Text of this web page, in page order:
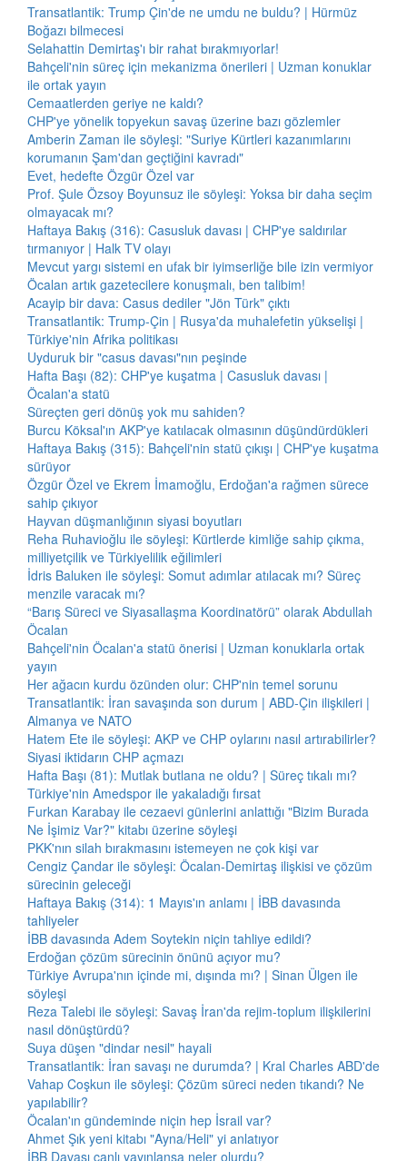
Transatlantik: Trump Çin'de ne umdu ne buldu? | Hürmüz
Boğazı bilmecesi
Selahattin Demirtaş'ı bir rahat bırakmıyorlar!
Bahçeli'nin süreç için mekanizma önerileri | Uzman konuklar
ile ortak yayın
Cemaatlerden geriye ne kaldı?
CHP'ye yönelik topyekun savaş üzerine bazı gözlemler
Amberin Zaman ile söyleşi: "Suriye Kürtleri kazanımlarını
korumanın Şam'dan geçtiğini kavradı"
Evet, hedefte Özgür Özel var
Prof. Şule Özsoy Boyunsuz ile söyleşi: Yoksa bir daha seçim
olmayacak mı?
Haftaya Bakış (316): Casusluk davası | CHP'ye saldırılar
tırmanıyor | Halk TV olayı
Mevcut yargı sistemi en ufak bir iyimserliğe bile izin vermiyor
Öcalan artık gazetecilere konuşmalı, ben talibim!
Acayip bir dava: Casus dediler "Jön Türk" çıktı
Transatlantik: Trump-Çin | Rusya'da muhalefetin yükselişi |
Türkiye'nin Afrika politikası
Uyduruk bir "casus davası"nın peşinde
Hafta Başı (82): CHP'ye kuşatma | Casusluk davası |
Öcalan'a statü
Süreçten geri dönüş yok mu sahiden?
Burcu Köksal'ın AKP'ye katılacak olmasının düşündürdükleri
Haftaya Bakış (315): Bahçeli'nin statü çıkışı | CHP'ye kuşatma
sürüyor
Özgür Özel ve Ekrem İmamoğlu, Erdoğan'a rağmen sürece
sahip çıkıyor
Hayvan düşmanlığının siyasi boyutları
Reha Ruhavioğlu ile söyleşi: Kürtlerde kimliğe sahip çıkma,
milliyetçilik ve Türkiyelilik eğilimleri
İdris Baluken ile söyleşi: Somut adımlar atılacak mı? Süreç
menzile varacak mı?
“Barış Süreci ve Siyasallaşma Koordinatörü” olarak Abdullah
Öcalan
Bahçeli'nin Öcalan'a statü önerisi | Uzman konuklarla ortak
yayın
Her ağacın kurdu özünden olur: CHP'nin temel sorunu
Transatlantik: İran savaşında son durum | ABD-Çin ilişkileri |
Almanya ve NATO
Hatem Ete ile söyleşi: AKP ve CHP oylarını nasıl artırabilirler?
Siyasi iktidarın CHP açmazı
Hafta Başı (81): Mutlak butlana ne oldu? | Süreç tıkalı mı?
Türkiye'nin Amedspor ile yakaladığı fırsat
Furkan Karabay ile cezaevi günlerini anlattığı "Bizim Burada
Ne İşimiz Var?" kitabı üzerine söyleşi
PKK'nın silah bırakmasını istemeyen ne çok kişi var
Cengiz Çandar ile söyleşi: Öcalan-Demirtaş ilişkisi ve çözüm
sürecinin geleceği
Haftaya Bakış (314): 1 Mayıs'ın anlamı | İBB davasında
tahliyeler
İBB davasında Adem Soytekin niçin tahliye edildi?
Erdoğan çözüm sürecinin önünü açıyor mu?
Türkiye Avrupa'nın içinde mi, dışında mı? | Sinan Ülgen ile
söyleşi
Reza Talebi ile söyleşi: Savaş İran'da rejim-toplum ilişkilerini
nasıl dönüştürdü?
Suya düşen "dindar nesil" hayali
Transatlantik: İran savaşı ne durumda? | Kral Charles ABD'de
Vahap Coşkun ile söyleşi: Çözüm süreci neden tıkandı? Ne
yapılabilir?
Öcalan'ın gündeminde niçin hep İsrail var?
Ahmet Şık yeni kitabı "Ayna/Heli" yi anlatıyor
İBB Davası canlı yayınlansa neler olurdu?